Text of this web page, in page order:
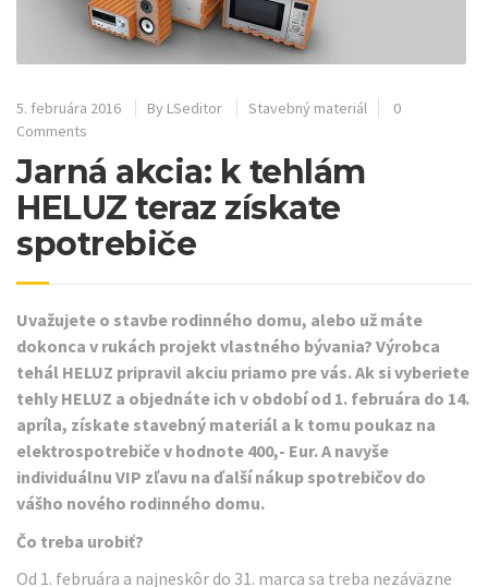
5. februára 2016 By LSeditor Stavebný materiál
0
Comments
Jarná akcia: k tehlám
HELUZ teraz získate
spotrebiče
Uvažujete o stavbe rodinného domu, alebo už máte
dokonca v rukách projekt vlastného bývania? Výrobca
tehál HELUZ pripravil akciu priamo pre vás. Ak si vyberiete
tehly HELUZ a objednáte ich v období od 1. februára do 14.
apríla, získate stavebný materiál a k tomu poukaz na
elektrospotrebiče v hodnote 400,- Eur. A navyše
individuálnu VIP zľavu na ďalší nákup spotrebičov do
vášho nového rodinného domu.
Čo treba urobiť?
Od 1. februára a najneskôr do 31. marca sa treba nezáväzne